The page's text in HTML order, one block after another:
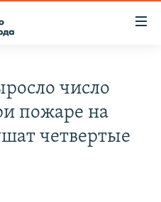
число
пожаре на
четвертые